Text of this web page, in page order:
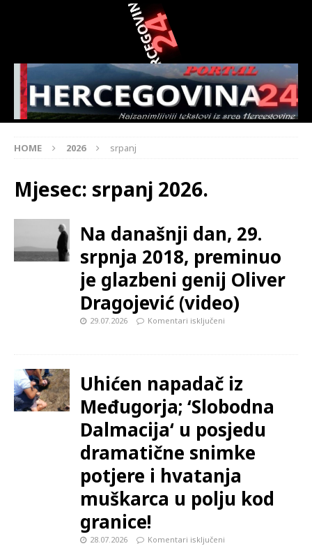
HOME 2026 srpanj
Mjesec: srpanj 2026.
Na današnji dan, 29.
srpnja 2018, preminuo
je glazbeni genij Oliver
Dragojević (video)
29.07.2026 Komentari isključeni
Uhićen napadač iz
Međugorja; ‘Slobodna
Dalmacija‘ u posjedu
dramatične snimke
potjere i hvatanja
muškarca u polju kod
granice!
28.07.2026 Komentari isključeni